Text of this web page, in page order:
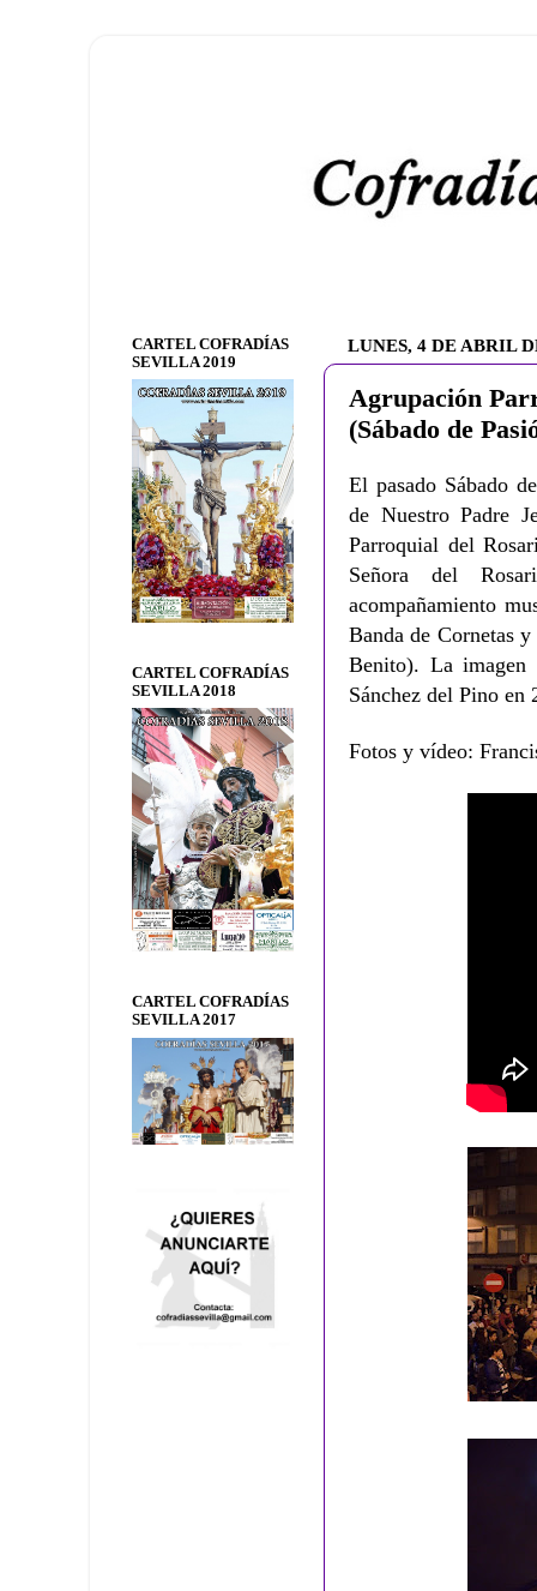
LUNES, 4 DE ABRIL
Agrupación
(Sábado de
El pasado Sábado
de Nuestro Padre
Parroquial del
Señora del
acompañamiento
Banda de Cornetas
Benito). La
Sánchez del Pino en
Fotos y vídeo:
CARTEL COFRADÍAS
SEVILLA 2019
CARTEL COFRADÍAS
SEVILLA 2018
CARTEL COFRADÍAS
SEVILLA 2017